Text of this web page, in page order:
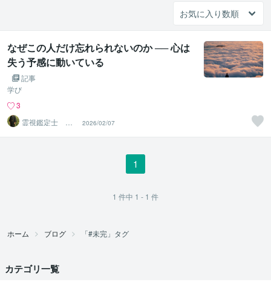
なぜこの人だけ忘れられないのか ── 心は
失う予感に動いている
記事
学び
3
霊視鑑定士 神
凪
2026/02/07
1
1 件中 1 - 1 件
ホーム ブログ 「#未完」タグ
カテゴリ一覧